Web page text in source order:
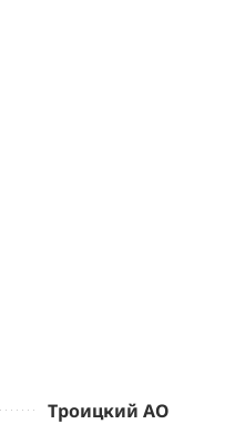
Троицкий АО